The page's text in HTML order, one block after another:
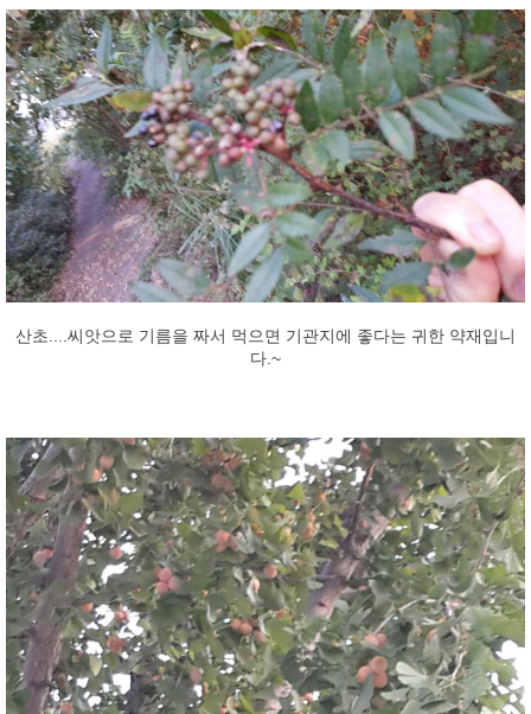
산초....씨앗으로 기름을 짜서 먹으면 기관지에 좋다는 귀한 약재입니
다.~